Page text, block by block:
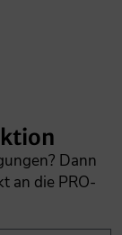
Dann
an die PRO-